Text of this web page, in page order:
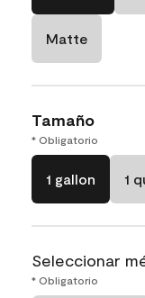
Matte
Tamaño
* Obligatorio
1 gallon 1
Seleccionar
* Obligatorio